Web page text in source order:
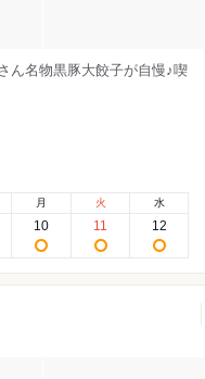
ん名物黒豚大餃子が自慢♪喫
月
10
火
11
水
12